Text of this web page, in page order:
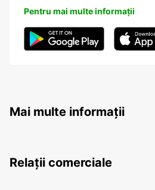
Pentru mai multe informații
Mai multe informații
Relații comerciale